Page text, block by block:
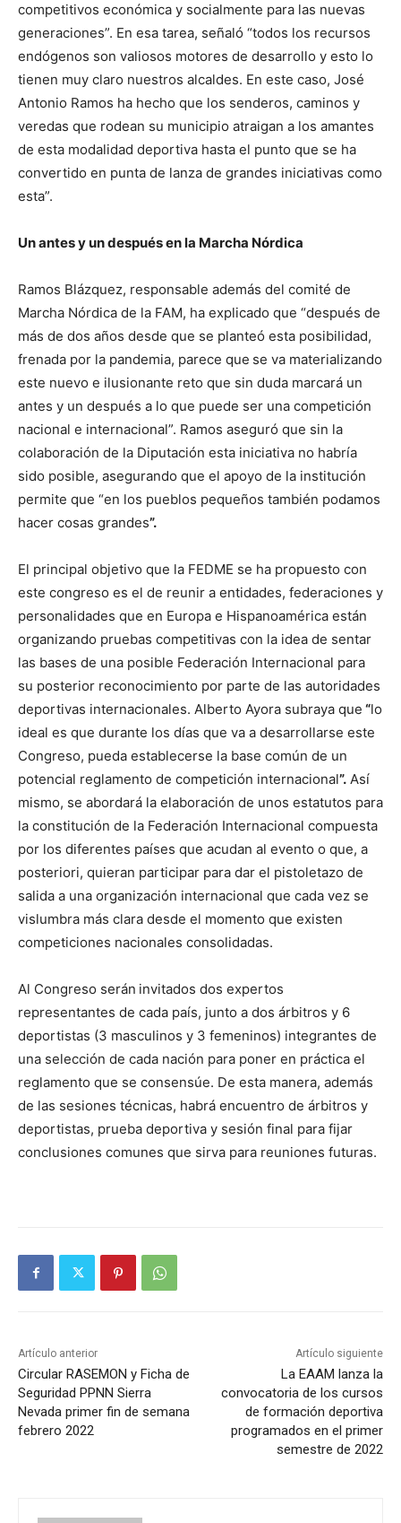
competitivos económica y socialmente para las nuevas
generaciones”. En esa tarea, señaló “todos los recursos
endógenos son valiosos motores de desarrollo y esto lo
tienen muy claro nuestros alcaldes. En este caso, José
Antonio Ramos ha hecho que los senderos, caminos y
veredas que rodean su municipio atraigan a los amantes
de esta modalidad deportiva hasta el punto que se ha
convertido en punta de lanza de grandes iniciativas como
esta”.
Un antes y un después en la Marcha Nórdica
Ramos Blázquez, responsable además del comité de
Marcha Nórdica de la FAM, ha explicado que “después de
más de dos años desde que se planteó esta posibilidad,
frenada por la pandemia, parece que se va materializando
este nuevo e ilusionante reto que sin duda marcará un
antes y un después a lo que puede ser una competición
nacional e internacional”. Ramos aseguró que sin la
colaboración de la Diputación esta iniciativa no habría
sido posible, asegurando que el apoyo de la institución
permite que “en los pueblos pequeños también podamos
hacer cosas grandes”.
El principal objetivo que la FEDME se ha propuesto con
este congreso es el de reunir a entidades, federaciones y
personalidades que en Europa e Hispanoamérica están
organizando pruebas competitivas con la idea de sentar
las bases de una posible Federación Internacional para
su posterior reconocimiento por parte de las autoridades
deportivas internacionales. Alberto Ayora subraya que “lo
ideal es que durante los días que va a desarrollarse este
Congreso, pueda establecerse la base común de un
potencial reglamento de competición internacional”. Así
mismo, se abordará la elaboración de unos estatutos para
la constitución de la Federación Internacional compuesta
por los diferentes países que acudan al evento o que, a
posteriori, quieran participar para dar el pistoletazo de
salida a una organización internacional que cada vez se
vislumbra más clara desde el momento que existen
competiciones nacionales consolidadas.
Al Congreso serán invitados dos expertos
representantes de cada país, junto a dos árbitros y 6
deportistas (3 masculinos y 3 femeninos) integrantes de
una selección de cada nación para poner en práctica el
reglamento que se consensúe. De esta manera, además
de las sesiones técnicas, habrá encuentro de árbitros y
deportistas, prueba deportiva y sesión final para fijar
conclusiones comunes que sirva para reuniones futuras.
Artículo anterior
Circular RASEMON y Ficha de
Seguridad PPNN Sierra
Nevada primer fin de semana
febrero 2022
Artículo siguiente
La EAAM lanza la
convocatoria de los cursos
de formación deportiva
programados en el primer
semestre de 2022